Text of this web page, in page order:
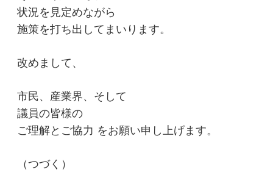
状況を見定めながら
施策を打ち出してまいります。
改めまして、
市民、産業界、そして
議員の皆様の
ご理解とご協力 をお願い申し上げます。
（つづく）